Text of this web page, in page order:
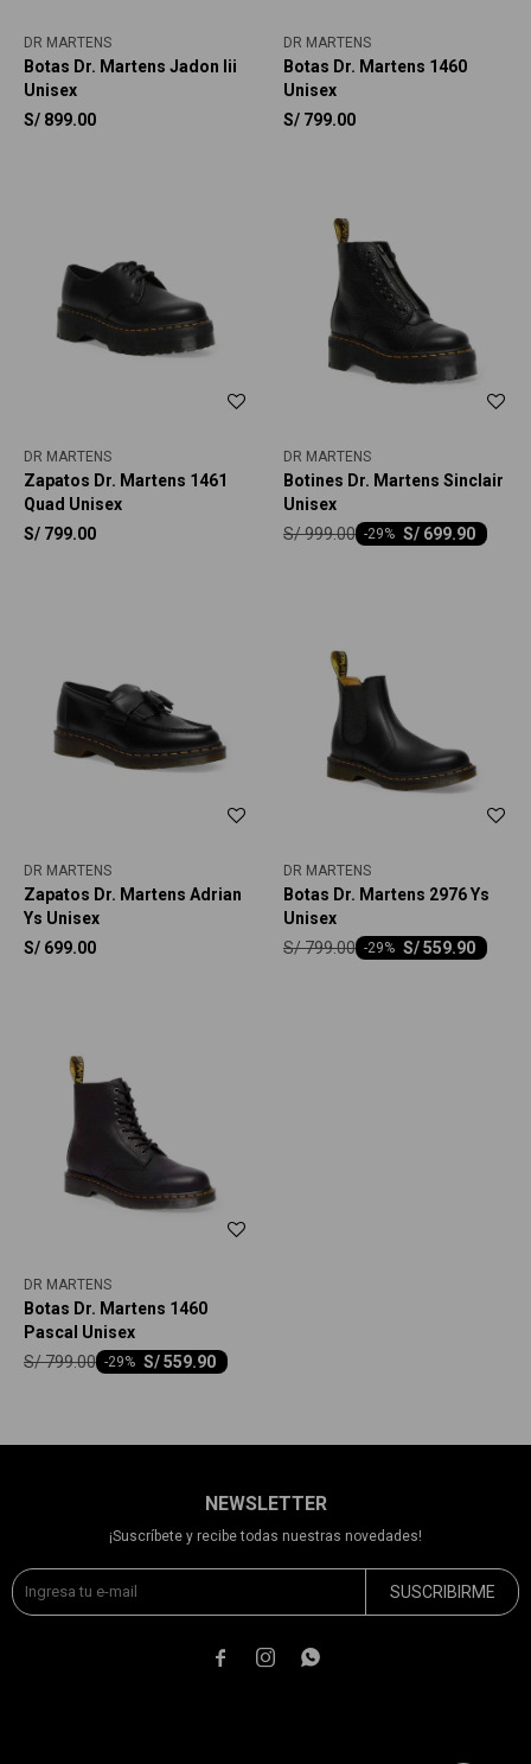
DR MARTENS
Botas Dr. Martens Jadon Iii
Unisex
S/ 899.00
DR MARTENS
Botas Dr. Martens 1460
Unisex
S/ 799.00
DR MARTENS
Zapatos Dr. Martens 1461
Quad Unisex
S/ 799.00
DR MARTENS
Botines Dr. Martens Sinclair
Unisex
S/ 699.90
-29
S/999.00
DR MARTENS
Zapatos Dr. Martens Adrian
Ys Unisex
S/ 699.00
DR MARTENS
Botas Dr. Martens 2976 Ys
Unisex
S/559.90
-29
S/799.00
DR MARTENS
Botas Dr. Martens 1460
Pascal Unisex
S/559.90
-29
S/799.00
NEWSLETTER
¡Suscríbete y recibe todas nuestras novedades!
SUSCRIBIRME
  